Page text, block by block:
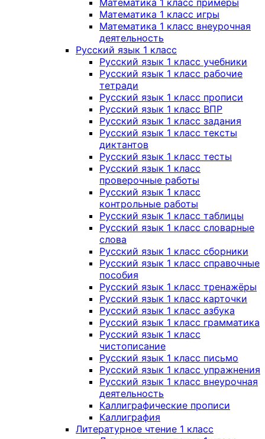
Математика 1 класс примеры
Математика 1 класс игры
Математика 1 класс внеурочная
деятельность
Русский язык 1 класс
Русский язык 1 класс учебники
Русский язык 1 класс рабочие
тетради
Русский язык 1 класс прописи
Русский язык 1 класс ВПР
Русский язык 1 класс задания
Русский язык 1 класс тексты
диктантов
Русский язык 1 класс тесты
Русский язык 1 класс
проверочные работы
Русский язык 1 класс
контрольные работы
Русский язык 1 класс таблицы
Русский язык 1 класс словарные
слова
Русский язык 1 класс сборники
Русский язык 1 класс справочные
пособия
Русский язык 1 класс тренажёры
Русский язык 1 класс карточки
Русский язык 1 класс азбука
Русский язык 1 класс грамматика
Русский язык 1 класс
чистописание
Русский язык 1 класс письмо
Русский язык 1 класс упражнения
Русский язык 1 класс внеурочная
деятельность
Каллиграфические прописи
Каллиграфия
Литературное чтение 1 класс